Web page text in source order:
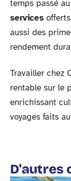
temps passé
services
aussi des
rendement
Travailler chez
rentable sur le
enrichissant
voyages faits
D'autres